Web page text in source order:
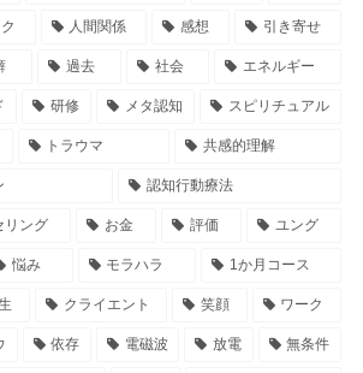
人間関係 感想 引き寄せ
過去 社会 エネルギー
研修 メタ認知 スピリチュアル
トラウマ 共感的理解
認知行動療法
リング お金 評価 ユング
悩み モラハラ 1か月コース
クライエント 笑顔 ワーク
依存 電磁波 放電 無条件